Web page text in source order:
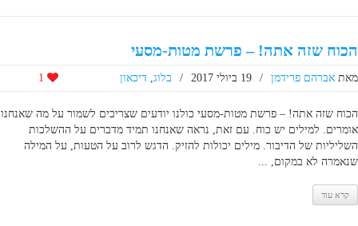
הכוח שזה אתה! – פרשת מטות-מסעי
מאת אברהם פרידמן / 19 ביולי 2017 / בלוג, דיכאון
הכוח שזה אתה! – פרשת מטות-מסעי כולנו יודעים שצריכים לשמור על מה שאנחנו
אומרים. למילים יש כוח. עם זאת, נראה שאנחנו תמיד מדברים על ההשלכות
השליליות של הדיבור. מילים יכולות להזיק. הדגש לרוב על הטעות, על המילה
שנאמרה לא במקום, ...
קרא עוד